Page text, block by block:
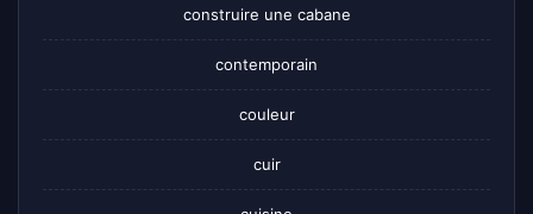
construire une cabane
contemporain
couleur
cuir